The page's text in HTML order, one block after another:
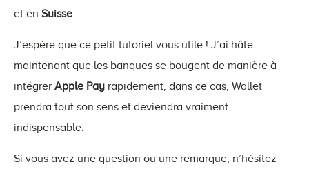
et en Suisse
J’espère que ce petit tutoriel vous utile ! J’ai hâte
maintenant que les banques se bougent de manière à
intégrer Apple Pay rapidement, dans ce cas, Wallet
prendra tout son sens et deviendra vraiment
indispensable.
Si vous avez une question ou une remarque, n’hésitez